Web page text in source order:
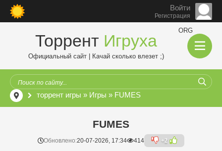
Войти
Регистрация
Торрент Игруха
ORG
Официальный сайт | Качай сколько влезет ;)
торрент игры » Игры » FUMES
FUMES
Обновлено:20-07-2026, 17:34 414 +2